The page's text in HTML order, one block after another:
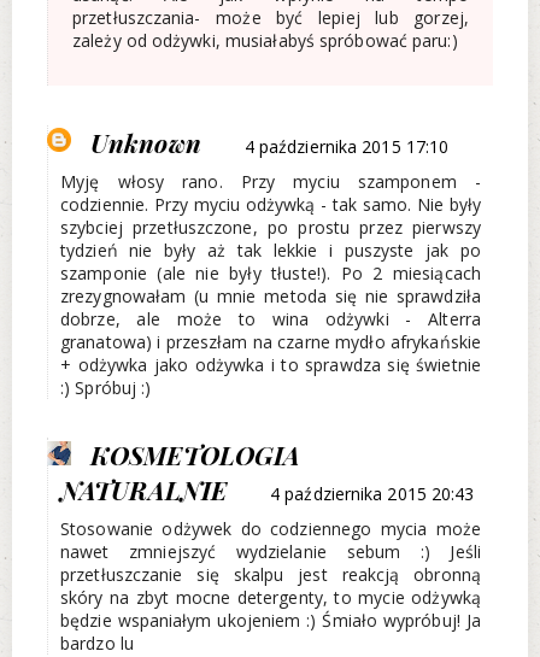
przetłuszczania- może być lepiej lub gorzej,
zależy od odżywki, musiałabyś spróbować paru:)
Unknown
4 października 2015 17:10
Myję włosy rano. Przy myciu szamponem -
codziennie. Przy myciu odżywką - tak samo. Nie były
szybciej przetłuszczone, po prostu przez pierwszy
tydzień nie były aż tak lekkie i puszyste jak po
szamponie (ale nie były tłuste!). Po 2 miesiącach
zrezygnowałam (u mnie metoda się nie sprawdziła
dobrze, ale może to wina odżywki - Alterra
granatowa) i przeszłam na czarne mydło afrykańskie
+ odżywka jako odżywka i to sprawdza się świetnie
:) Spróbuj :)
KOSMETOLOGIA
NATURALNIE
4 października 2015 20:43
Stosowanie odżywek do codziennego mycia może
nawet zmniejszyć wydzielanie sebum :) Jeśli
przetłuszczanie się skalpu jest reakcją obronną
skóry na zbyt mocne detergenty, to mycie odżywką
będzie wspaniałym ukojeniem :) Śmiało wypróbuj! Ja
bardzo lu